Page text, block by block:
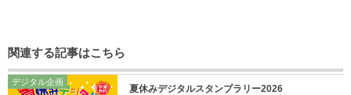
関連する記事はこちら
デジタル企画
夏休みデジタルスタンプラリー2026